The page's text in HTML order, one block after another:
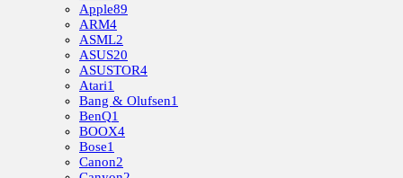
Apple89
ARM4
ASML2
ASUS20
ASUSTOR4
Atari1
Bang & Olufsen1
BenQ1
BOOX4
Bose1
Canon2